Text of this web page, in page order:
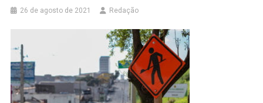
26 de agosto de 2021 Redação